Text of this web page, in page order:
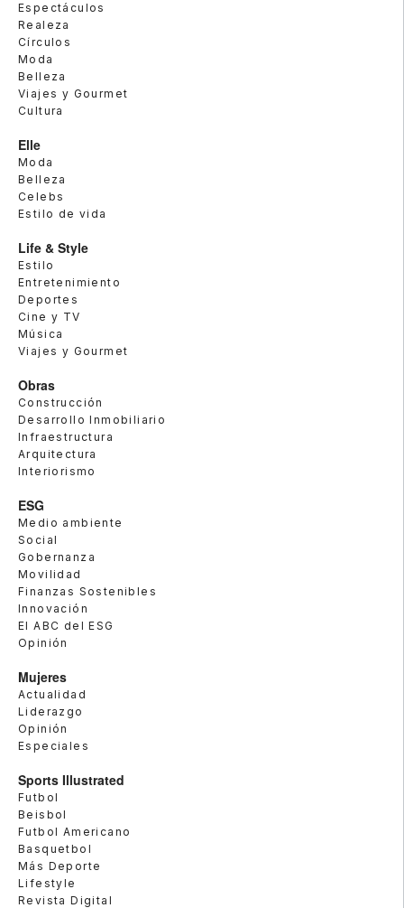
Espectáculos
Realeza
Círculos
Moda
Belleza
Viajes y Gourmet
Cultura
Elle
Moda
Belleza
Celebs
Estilo de vida
Life & Style
Estilo
Entretenimiento
Deportes
Cine y TV
Música
Viajes y Gourmet
Obras
Construcción
Desarrollo Inmobiliario
Infraestructura
Arquitectura
Interiorismo
ESG
Medio ambiente
Social
Gobernanza
Movilidad
Finanzas Sostenibles
Innovación
El ABC del ESG
Opinión
Mujeres
Actualidad
Liderazgo
Opinión
Especiales
Sports Illustrated
Futbol
Beisbol
Futbol Americano
Basquetbol
Más Deporte
Lifestyle
Revista Digital